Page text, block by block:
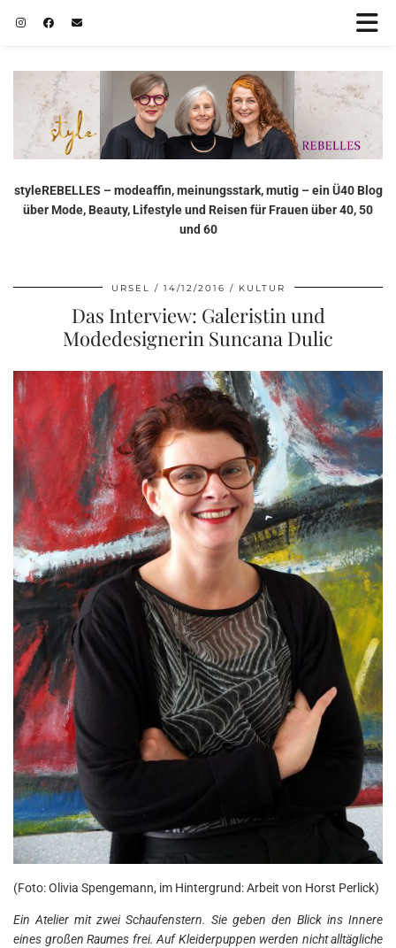
styleREBELLES – modeaffin, meinungsstark, mutig – ein Ü40 Blog
über Mode, Beauty, Lifestyle und Reisen für Frauen über 40, 50
und 60
URSEL 14/12/2016 KULTUR
Das Interview: Galeristin und
Modedesignerin Suncana Dulic
(Foto: Olivia Spengemann, im Hintergrund: Arbeit von Horst Perlick)
Ein Atelier mit zwei Schaufenstern. Sie geben den Blick ins Innere
eines großen Raumes frei. Auf Kleiderpuppen werden nicht alltägliche